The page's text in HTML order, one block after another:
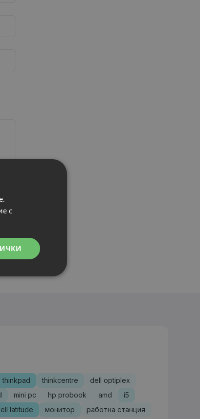
thinkpad thinkcentre
dell optiplex
mini pc hp probook amd
i5
latitude монитор
работна станция
с